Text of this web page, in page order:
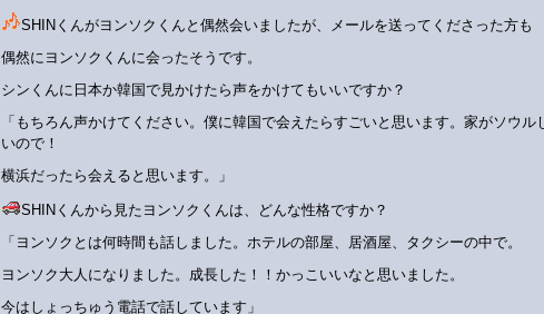
SHINくんがヨンソクくんと偶然会いましたが、メールを送ってくださった方も
偶然にヨンソクくんに会ったそうです。
シンくんに日本か韓国で見かけたら声をかけてもいいですか？
「もちろん声かけてください。僕に韓国で会えたらすごいと思います。家がソウル
いので！
横浜だったら会えると思います。」
SHINくんから見たヨンソクくんは、どんな性格ですか？
「ヨンソクとは何時間も話しました。ホテルの部屋、居酒屋、タクシーの中で。
ヨンソク大人になりました。成長した！！かっこいいなと思いました。
今はしょっちゅう電話で話しています」